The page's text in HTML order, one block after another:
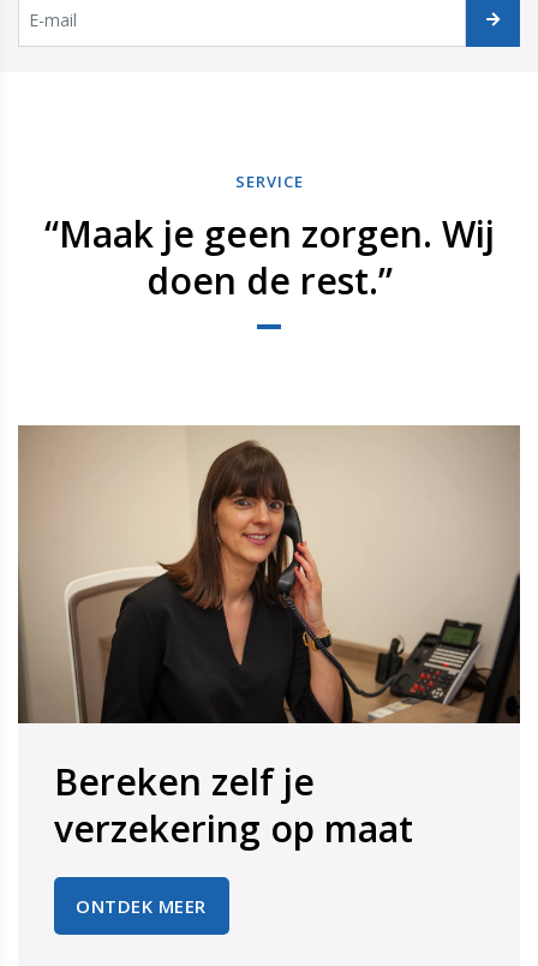
SERVICE
“Maak je geen zorgen. Wij
doen de rest.”
Bereken zelf je
​​​​​​​verzekering op maat
ONTDEK MEER